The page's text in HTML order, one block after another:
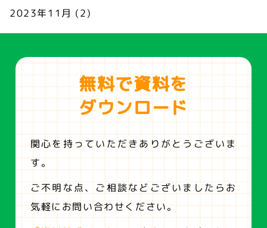
2023年11月 (2)
無料で資料を
ダウンロード
関心を持っていただきありがとうございま
す。
ご不明な点、ご相談などございましたらお
気軽にお問い合わせください。